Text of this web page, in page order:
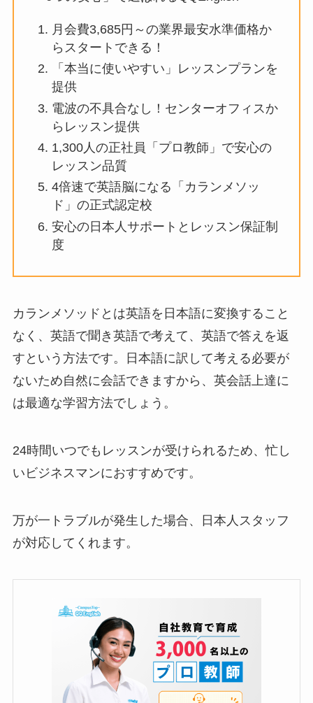
月会費3,685円～の業界最安水準価格か
らスタートできる！
「本当に使いやすい」レッスンプランを
提供
電波の不具合なし！センターオフィスか
らレッスン提供
1,300人の正社員「プロ教師」で安心の
レッスン品質
4倍速で英語脳になる「カランメソッ
ド」の正式認定校
安心の日本人サポートとレッスン保証制
度
カランメソッドとは英語を日本語に変換すること
なく、英語で聞き英語で考えて、英語で答えを返
すという方法です。日本語に訳して考える必要が
ないため自然に会話できますから、英会話上達に
は最適な学習方法でしょう。
24時間いつでもレッスンが受けられるため、忙し
いビジネスマンにおすすめです。
万が一トラブルが発生した場合、日本人スタッフ
が対応してくれます。